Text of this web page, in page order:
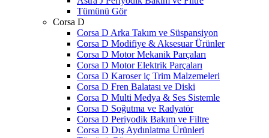
Tümünü Gör
Corsa D
Corsa D Arka Takım ve Süspansiyon
Corsa D Modifiye & Aksesuar Ürünler
Corsa D Motor Mekanik Parçaları
Corsa D Motor Elektrik Parçaları
Corsa D Karoser iç Trim Malzemeleri
Corsa D Fren Balatası ve Diski
Corsa D Multi Medya & Ses Sistemle
Corsa D Soğutma ve Radyatör
Corsa D Periyodik Bakım ve Filtre
Corsa D Dış Aydınlatma Ürünleri